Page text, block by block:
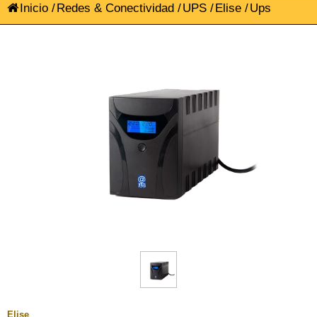
Inicio /Redes & Conectividad /UPS /Elise /Ups
Elise